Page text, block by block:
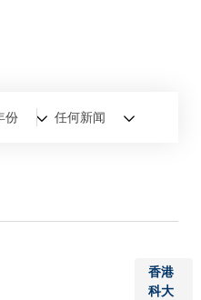
份 任何新闻
香港
科大